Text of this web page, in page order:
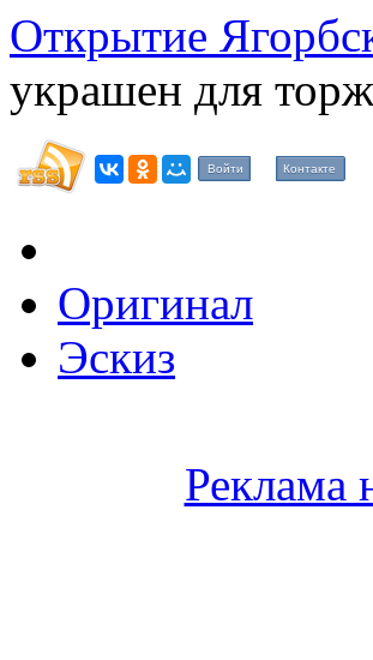
Открытие
украшен для
Войти Контакте
Оригинал
Эскиз
Реклама